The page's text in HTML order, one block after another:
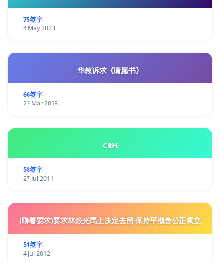
75签字
4 May 2023
华教诉求《请愿书》
66签字
22 Mar 2018
CRH
58签字
27 Jul 2011
(聯署要求)要求林煥光馬上決定去留 保持平機會公正獨立
51签字
4 Jul 2012